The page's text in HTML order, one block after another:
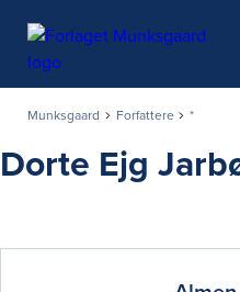
Munksgaard Forfattere *
Dorte Ejg